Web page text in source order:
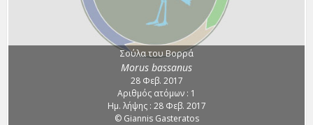
Σούλα του Βορρά
Morus bassanus
28 Φεβ. 2017
Αριθμός ατόμων : 1
Ημ. λήψης : 28 Φεβ. 2017
© Giannis Gasteratos